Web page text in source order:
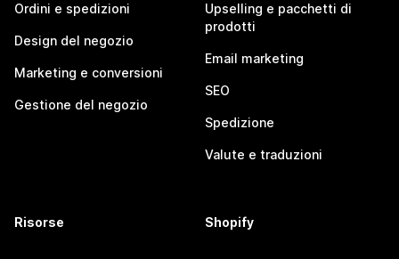
Ordini e spedizioni
Design del negozio
Marketing e conversioni
Gestione del negozio
Upselling e pacchetti di
prodotti
Email marketing
SEO
Spedizione
Valute e traduzioni
Risorse Shopify